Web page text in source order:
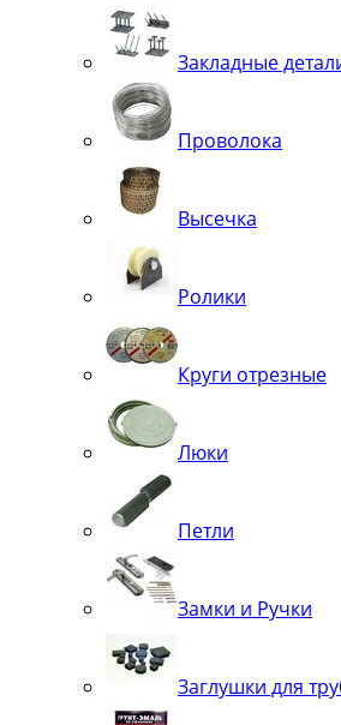
Закладные
Проволока
Высечка
Ролики
Круги отрезные
Люки
Петли
Замки и Ручки
Заглушки для